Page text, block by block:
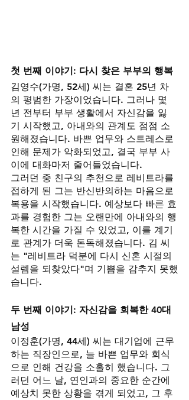
첫 번째 이야기: 다시 찾은 부부의 행복
김영수(가명, 52세) 씨는 결혼 25년 차
의 평범한 가장이었습니다. 그러나 몇
년 전부터 부부 생활에서 자신감을 잃
기 시작했고, 아내와의 관계도 점점 소
원해졌습니다. 바쁜 업무와 스트레스로
인해 문제가 악화되었고, 결국 부부 사
이에 대화마저 줄어들었습니다.
그러던 중 친구의 추천으로 레비트라를
접하게 된 그는 반신반의하는 마음으로
복용을 시작했습니다. 예상보다 빠른 효
과를 경험한 그는 오랜만에 아내와의 행
복한 시간을 가질 수 있었고, 이를 계기
로 관계가 더욱 돈독해졌습니다. 김 씨
는 "레비트라 덕분에 다시 신혼 시절의
설렘을 되찾았다"며 기쁨을 감추지 못했
습니다.
두 번째 이야기: 자신감을 회복한 40대
남성
이정훈(가명, 44세) 씨는 대기업에 근무
하는 직장인으로, 늘 바쁜 업무와 회식
으로 인해 건강을 소홀히 했습니다. 그
러던 어느 날, 연인과의 중요한 순간에
예상치 못한 상황을 겪게 되었고, 그 후